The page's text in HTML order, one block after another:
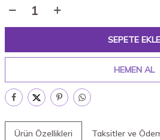
SEPETE EKLE
HEMEN AL
Ürün Özellikleri Taksitler ve